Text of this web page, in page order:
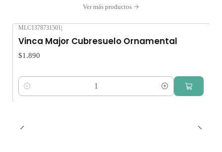
Ver más productos
MLC1378731501|
Vinca Major Cubresuelo Ornamental
$1.890
Cantidad